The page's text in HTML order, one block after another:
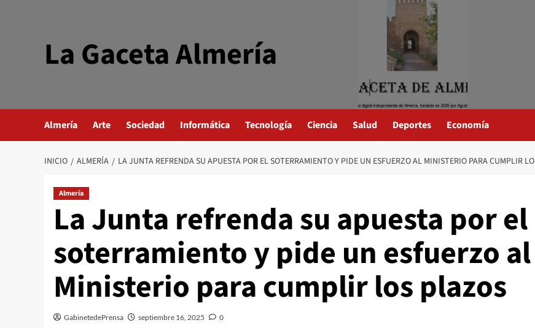
La Gaceta Almería
Almería Arte Sociedad Informática Tecnología Ciencia Salud Deportes Economía
INICIO ALMERÍA LA JUNTA REFRENDA SU APUESTA POR EL SOTERRAMIENTO Y PIDE UN ESFUERZO AL MINISTERIO PARA CUMPLIR
Almería
La Junta refrenda su apuesta por el
soterramiento y pide un esfuerzo al
Ministerio para cumplir los plazos
GabinetedePrensa septiembre 16, 2025 0